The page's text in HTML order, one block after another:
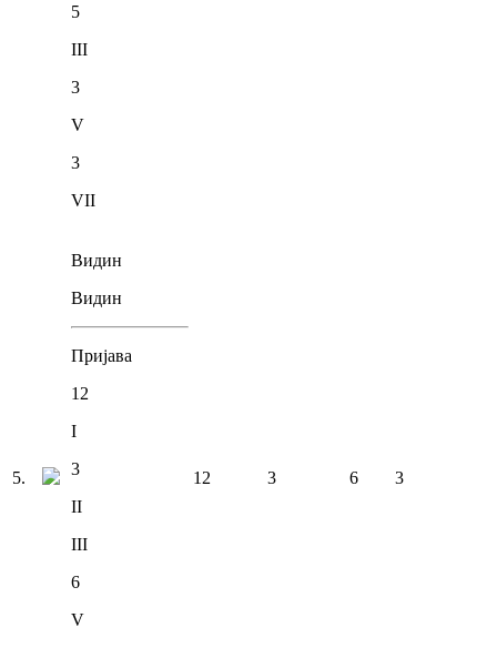
5
III
3
V
3
VII
5.
Видин
Видин
Пријава
12
I
3
II
III
6
V
12 3 6 3